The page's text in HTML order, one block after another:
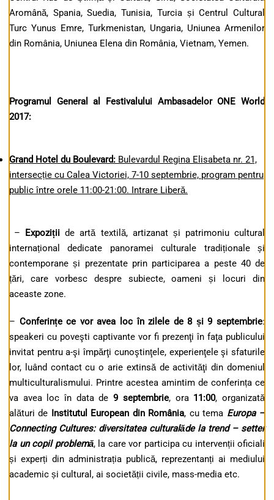
Aromână, Spania, Suedia, Tunisia, Turcia și Centrul Cultural
Turc Yunus Emre, Turkmenistan, Ungaria, Uniunea Armenilor
din România, Uniunea Elena din România, Vietnam, Yemen.
Programul General al Festivalului Ambasadelor ONE World
2017:
Grand Hotel du Boulevard: Bulevardul Regina Elisabeta nr. 21,
intersecție cu Calea Victoriei, 7-10 septembrie, program pentru
public între orele 11:00-21:00. Intrare Liberă.
– Expoziții de artă textilă, artizanat și patrimoniu cultural
internațional dedicate panoramei culturale tradiționale și
contemporane și prezentate prin participarea a peste 40 de
țări, care vorbesc despre subiecte, oameni și locuri din
aceaste zone.
– Conferințece vor avea loc în zilele de 8 și 9 septembrie:
speakeri cu poveşti captivante vor fi prezenţi în faţa publicului
invitat pentru a-şi împărţi cunoştinţele, experienţele şi sfaturile
lor, luând contact cu o arie extinsă de activităţi din domeniul
multiculturalismului. Printre acestea amintim de conferința ce
va avea loc în data de9 septembrie, ora 11:00, organizată
alături de Institutul European din România, cu tema Europa –
Connecting Cultures: diversitatea culturalăde la trend – setter
la un copil problemă, la care vor participa cu intervenții oficiali
și experți din administrația publică, reprezentanți ai mediului
academic și cultural, ai societății civile, mass-media etc.